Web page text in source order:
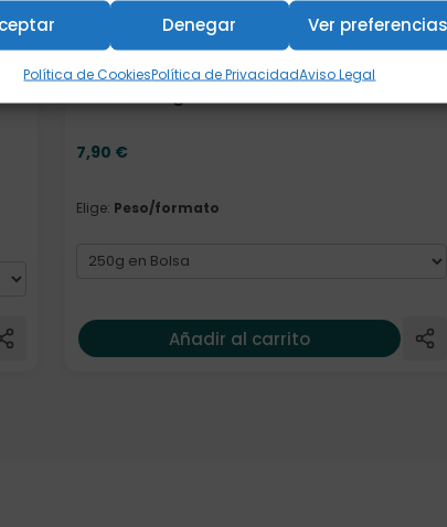
Denegar Ver
Política de CookiesPolítica de PrivacidadAviso Legal
7,90 €
Elige: Peso/formato
Añadir al carrito